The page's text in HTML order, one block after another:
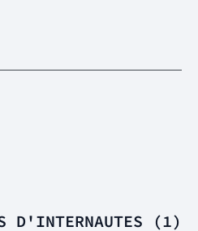
D'INTERNAUTES (1)